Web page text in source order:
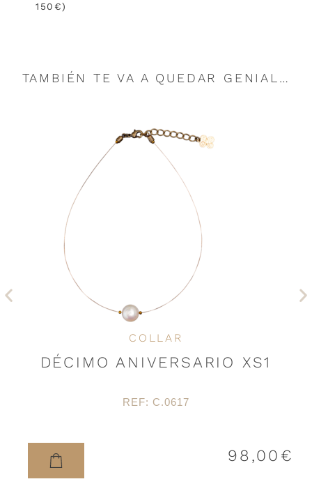
150€)
TAMBIÉN TE VA A QUEDAR GENIAL…
COLLAR
DÉCIMO ANIVERSARIO XS1
REF: C.0617
98,00 €
Anterior